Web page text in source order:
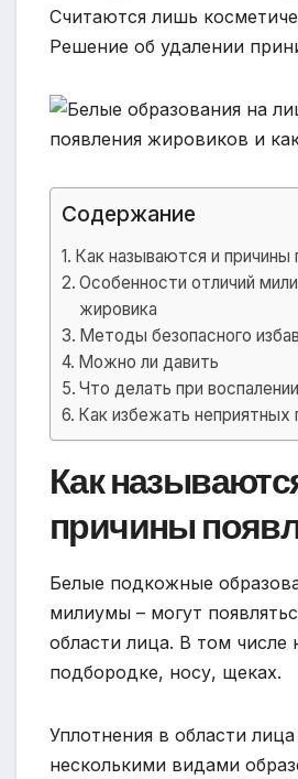
Считаются лишь
Решение об удалении
Содержание
Как называются и причины
Особенности отличий
жировика
Методы безопасного
Можно ли давить
Что делать при воспалении
Как избежать неприятных
Как
причины
Белые подкожные
милиумы – могут
области лица. В том числе
подбородке, носу, щеках.
Уплотнения в области
несколькими видами